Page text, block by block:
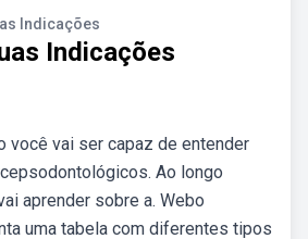
Indicações
Indicações
você vai ser capaz de entender
Ao longo
aprender sobre a. Webo
uma tabela com diferentes tipos